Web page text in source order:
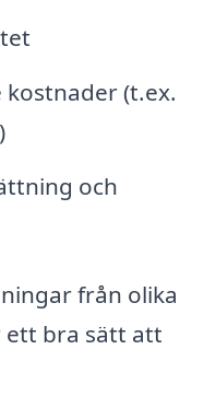
(t.ex.
och
från olika
ett bra sätt att